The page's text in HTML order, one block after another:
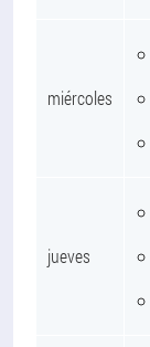
miércoles
jueves